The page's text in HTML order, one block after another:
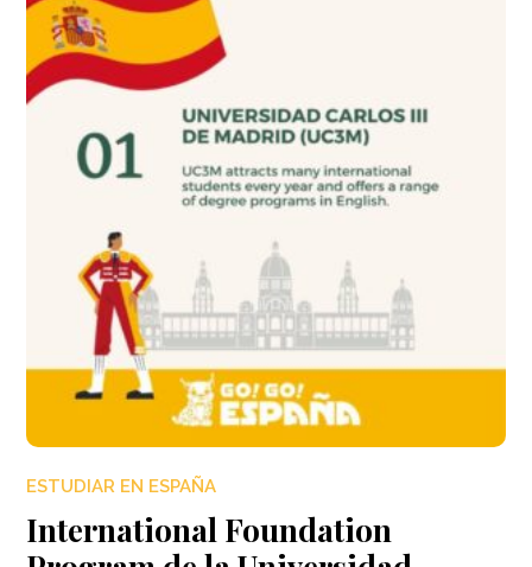
ESTUDIAR EN ESPAÑA
International Foundation